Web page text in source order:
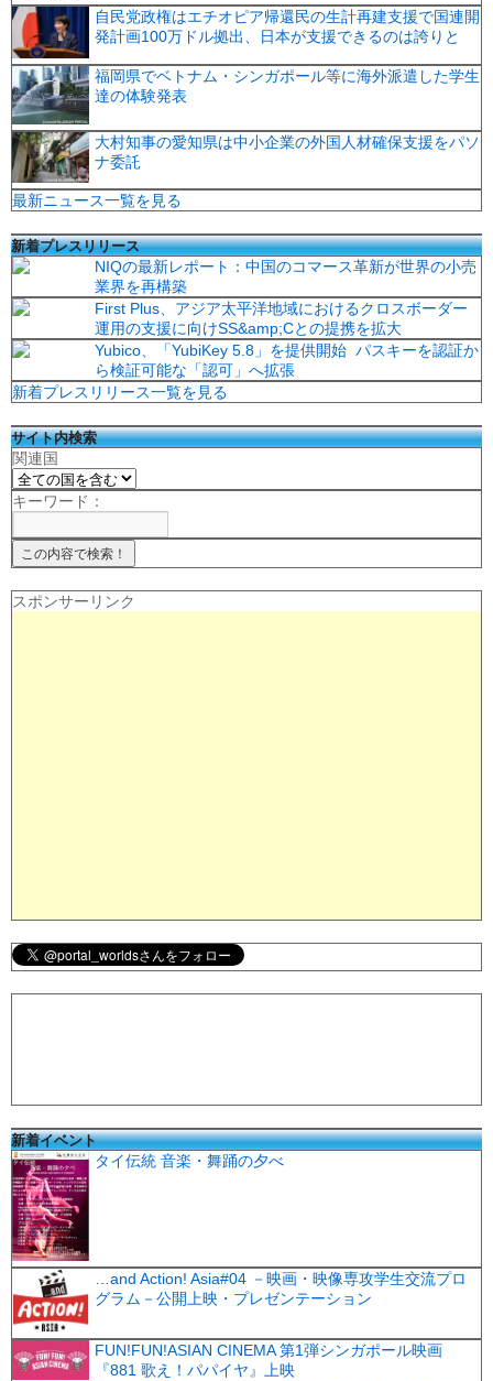
自民党政権はエチオピア帰還民の生計再建支援で国連開
発計画100万ドル拠出、日本が支援できるのは誇りと
福岡県でベトナム・シンガポール等に海外派遣した学生
達の体験発表
大村知事の愛知県は中小企業の外国人材確保支援をパソ
ナ委託
最新ニュース一覧を見る
新着プレスリリース
NIQの最新レポート：中国のコマース革新が世界の小売
業界を再構築
First Plus、アジア太平洋地域におけるクロスボーダー
運用の支援に向けSS&amp;Cとの提携を拡大
Yubico、「YubiKey 5.8」を提供開始 パスキーを認証か
ら検証可能な「認可」へ拡張
新着プレスリリース一覧を見る
サイト内検索
関連国
キーワード：
スポンサーリンク
新着イベント
タイ伝統 音楽・舞踊の夕べ
…and Action! Asia#04 －映画・映像専攻学生交流プロ
グラム－公開上映・プレゼンテーション
FUN!FUN!ASIAN CINEMA 第1弾シンガポール映画
『881 歌え！パパイヤ』上映